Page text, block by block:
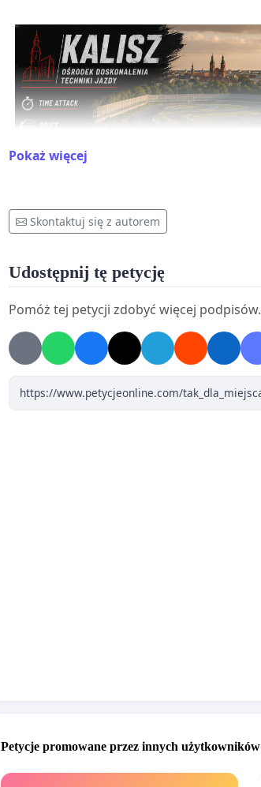
Pokaż więcej
Skontaktuj się z autorem
Udostępnij tę petycję
Pomóż tej petycji zdobyć więcej podpisów.
Petycje promowane przez innych użytkowników